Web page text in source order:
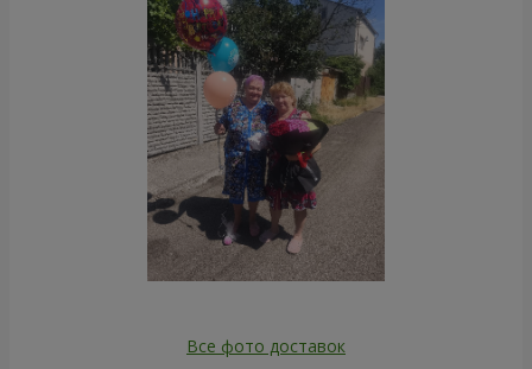
Все фото доставок